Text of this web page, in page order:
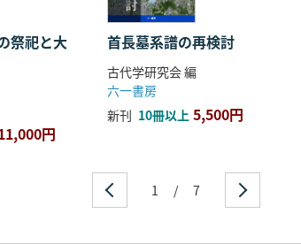
祭祀と大
円
首長墓系譜の再検討
古代学研究会 編
六一書房
新刊 10冊以上 5,500円
1 / 7